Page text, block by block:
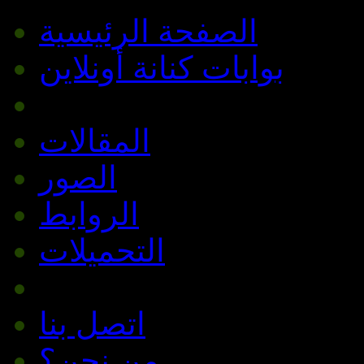
الصفحة الرئيسية
بوابات كنانة أونلاين
المقالات
الصور
الروابط
التحميلات
اتصل بنا